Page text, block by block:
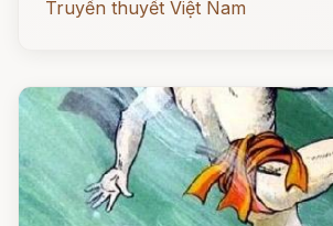
Truyền thuyết Việt Nam